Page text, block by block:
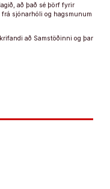
að það sé þörf fyrir
sjónarhóli og hagsmunum
að Samstöðinni og þar